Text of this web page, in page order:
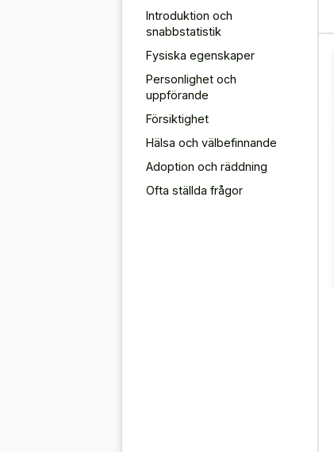
Introduktion och
snabbstatistik
Fysiska egenskaper
Personlighet och
uppförande
Försiktighet
Hälsa och välbefinnande
Adoption och räddning
Ofta ställda frågor